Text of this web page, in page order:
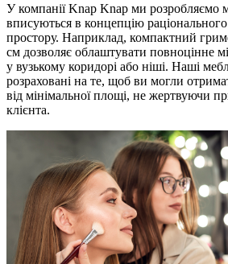
У компанії Knap Knap ми розробляємо
вписуються в концепцію
простору. Наприклад, компактний
см дозволяє облаштувати повноцінне
у вузькому коридорі або ніші. Наші
розраховані на те, щоб ви могли
від мінімальної площі, не жертвуючи
клієнта.